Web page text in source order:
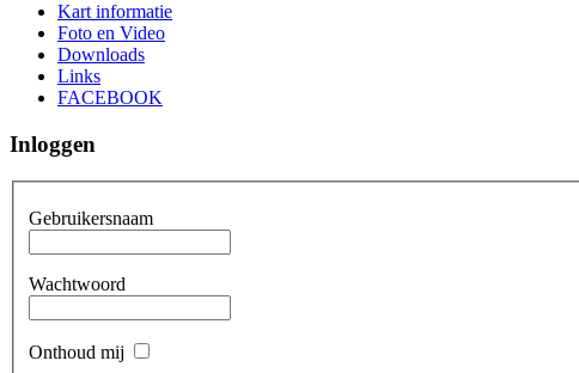
Kart informatie
Foto en Video
Downloads
Links
FACEBOOK
Inloggen
Gebruikersnaam
Wachtwoord
Onthoud mij